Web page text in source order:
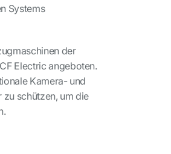
Systems
der
Electric angeboten.
Kamera- und
zu schützen, um die